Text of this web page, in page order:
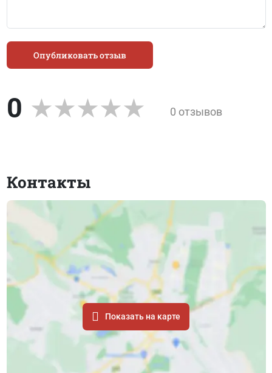
Опубликовать отзыв
0 0 отзывов
Контакты
Показать на карте